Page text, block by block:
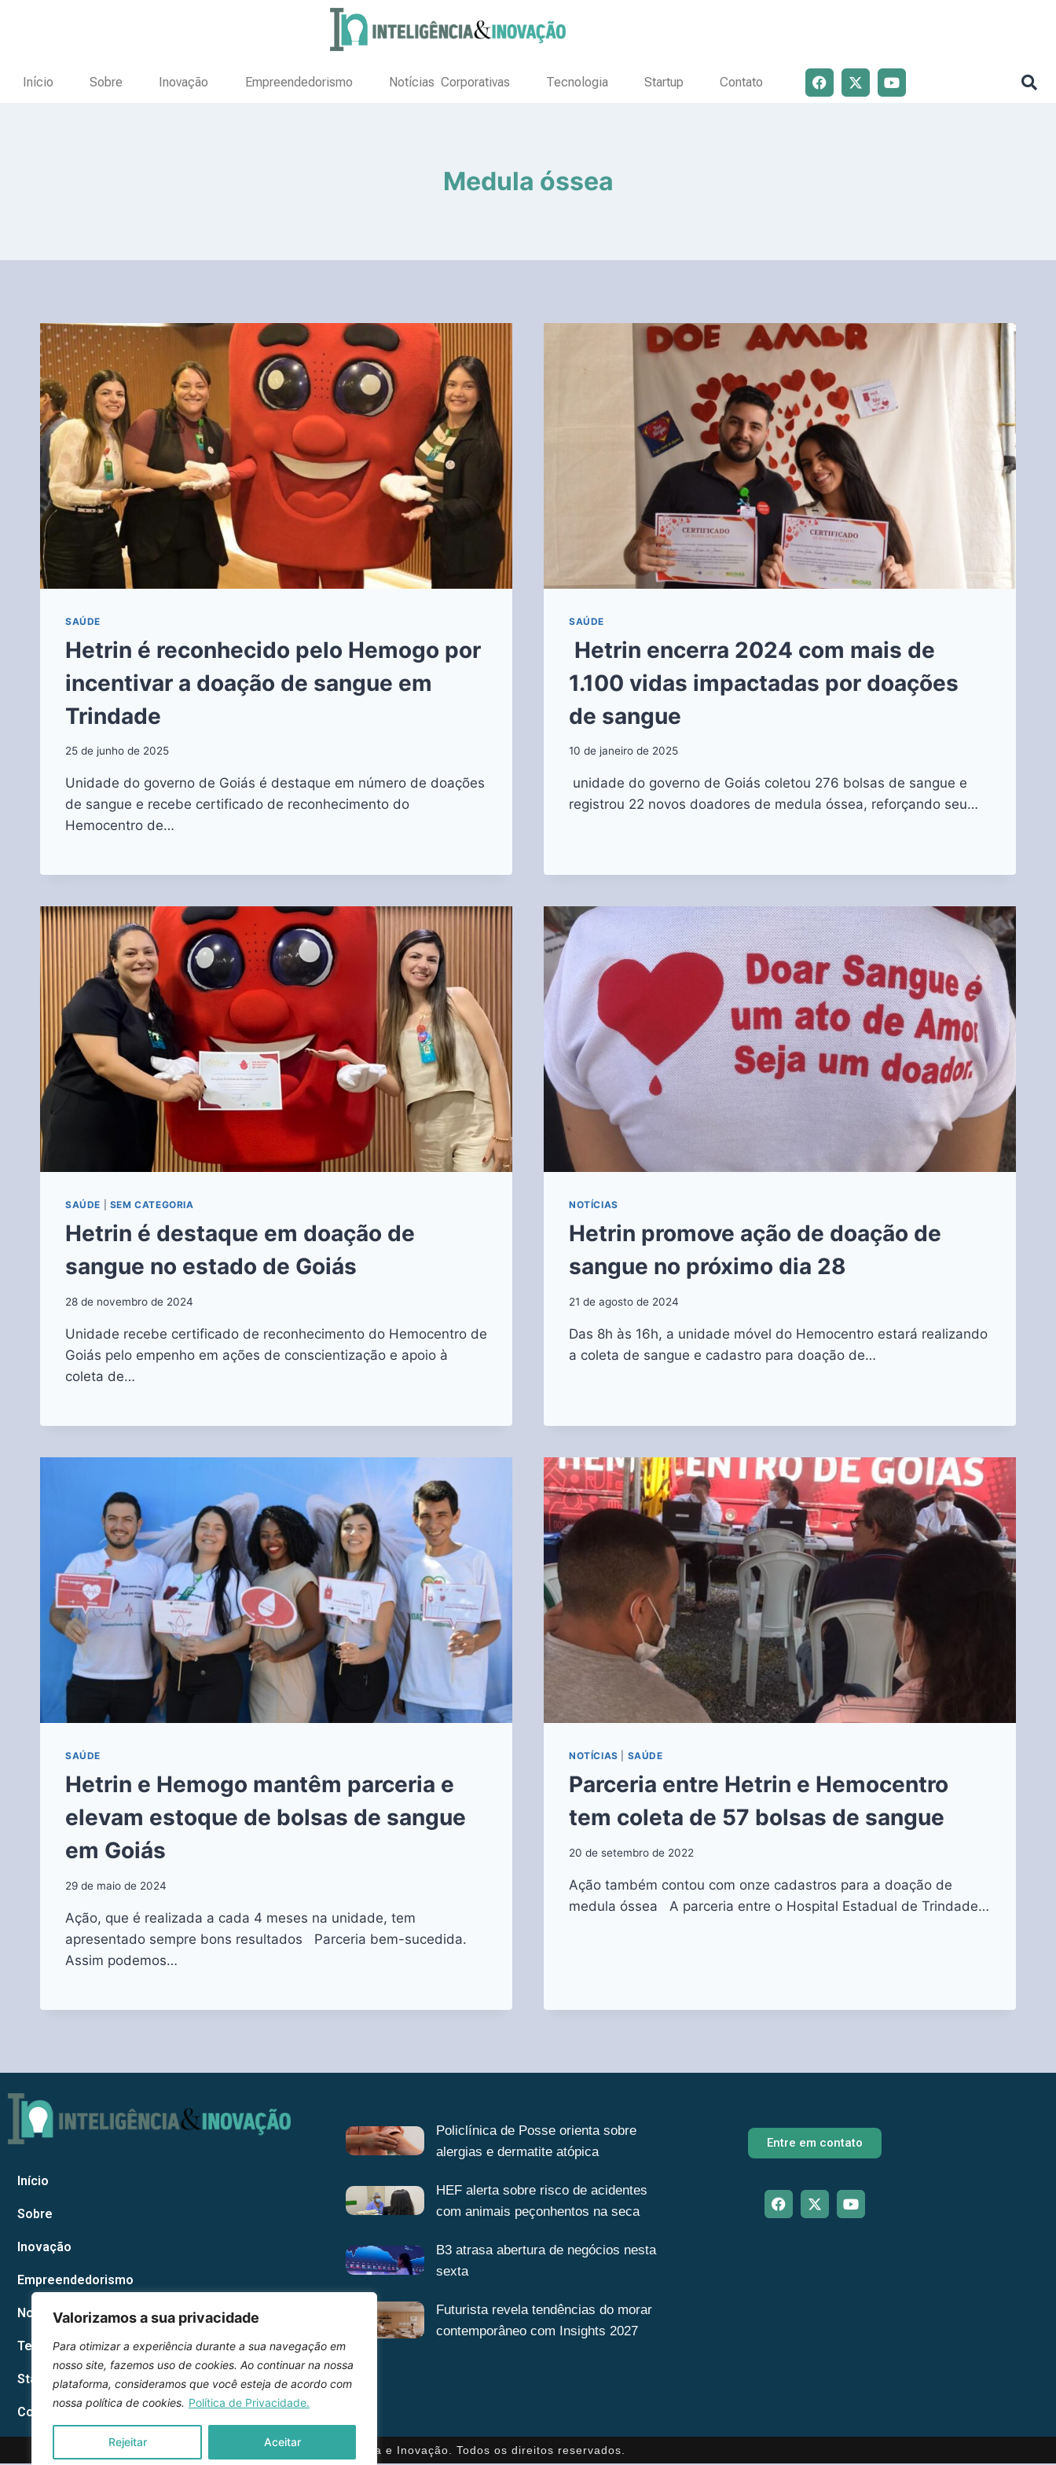
Valorizamos a sua privacidade
Para otimizar a experiência durante a sua navegação em
nosso site, fazemos uso de cookies. Ao continuar na nossa
plataforma, consideramos que você esteja de acordo com
nossa política de cookies. Política de Privacidade.
Rejeitar Aceitar
Início Sobre Inovação Empreendedorismo Notícias Corporativas Tecnologia Startup Contato
Medula óssea
SAÚDE
Hetrin é reconhecido pelo Hemogo por
incentivar a doação de sangue em
Trindade
25 de junho de 2025
Unidade do governo de Goiás é destaque em número de doações
de sangue e recebe certificado de reconhecimento do
Hemocentro de…
SAÚDE
⁠ Hetrin encerra 2024 com mais de
1.100 vidas impactadas por doações
de sangue
10 de janeiro de 2025
unidade do governo de Goiás coletou 276 bolsas de sangue e
registrou 22 novos doadores de medula óssea, reforçando seu…
SAÚDE SEM CATEGORIA
Hetrin é destaque em doação de
sangue no estado de Goiás
28 de novembro de 2024
Unidade recebe certificado de reconhecimento do Hemocentro de
Goiás pelo empenho em ações de conscientização e apoio à
coleta de…
NOTÍCIAS
Hetrin promove ação de doação de
sangue no próximo dia 28
21 de agosto de 2024
Das 8h às 16h, a unidade móvel do Hemocentro estará realizando
a coleta de sangue e cadastro para doação de…
SAÚDE
Hetrin e Hemogo mantêm parceria e
elevam estoque de bolsas de sangue
em Goiás
29 de maio de 2024
Ação, que é realizada a cada 4 meses na unidade, tem
apresentado sempre bons resultados Parceria bem-sucedida.
Assim podemos…
NOTÍCIAS SAÚDE
Parceria entre Hetrin e Hemocentro
tem coleta de 57 bolsas de sangue
20 de setembro de 2022
Ação também contou com onze cadastros para a doação de
medula óssea A parceria entre o Hospital Estadual de Trindade…
Início
Sobre
Inovação
Empreendedorismo
Notícias Corporativas
Tecnologia
Startup
Contato
Policlínica de Posse orienta sobre
alergias e dermatite atópica
HEF alerta sobre risco de acidentes
com animais peçonhentos na seca
B3 atrasa abertura de negócios nesta
sexta
Futurista revela tendências do morar
contemporâneo com Insights 2027
Entre em contato
2026 © Inteligência e Inovação. Todos os direitos reservados.